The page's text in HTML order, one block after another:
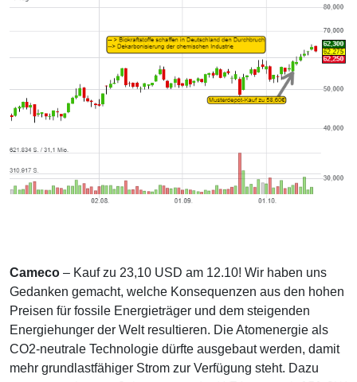
Cameco – Kauf zu 23,10 USD am 12.10! Wir haben uns
Gedanken gemacht, welche Konsequenzen aus den hohen
Preisen für fossile Energieträger und dem steigenden
Energiehunger der Welt resultieren. Die Atomenergie als
CO2-neutrale Technologie dürfte ausgebaut werden, damit
mehr grundlastfähiger Strom zur Verfügung steht. Dazu